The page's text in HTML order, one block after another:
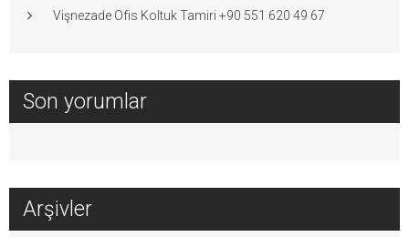
Vişnezade Ofis Koltuk Tamiri +90 551 620 49 67
Son yorumlar
Arşivler